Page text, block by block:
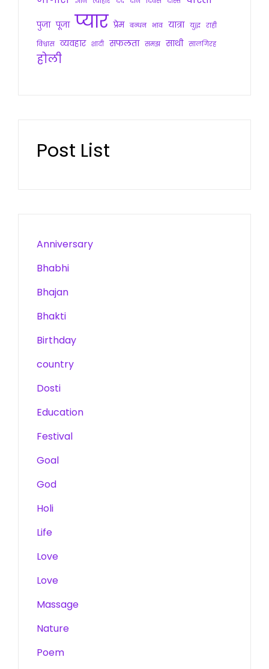
पुजा पूजा प्यार प्रेम बन्धन भाव यात्रा युद्ध राही
विश्वास व्यवहार शादी सफलता समझ साथी सालगिरह
होली
Post List
Anniversary
Bhabhi
Bhajan
Bhakti
Birthday
country
Dosti
Education
Festival
Goal
God
Holi
Life
Love
Love
Massage
Nature
Poem